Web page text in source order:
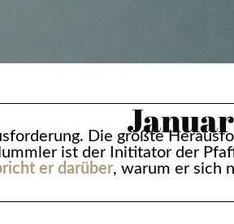
Januar
Die größte
ist der Inititator der
er darüber, warum er sich